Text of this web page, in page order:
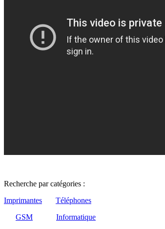
Recherche par catégories :
Imprimantes
Téléphones
GSM
Informatique